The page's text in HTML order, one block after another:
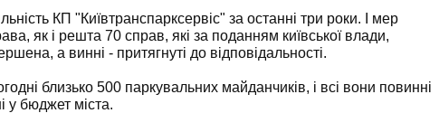
КП "Київтранспарксервіс" за останні три роки. І мер
як і решта 70 справ, які за поданням київської влади,
а винні - притягнуті до відповідальності.
близько 500 паркувальних майданчиків, і всі вони повинні
у бюджет міста.